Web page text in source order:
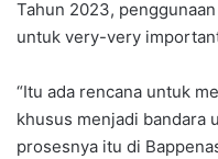
Tahun 2023,
untuk very-very
“Itu ada rencana untuk
khusus menjadi bandara
prosesnya itu di